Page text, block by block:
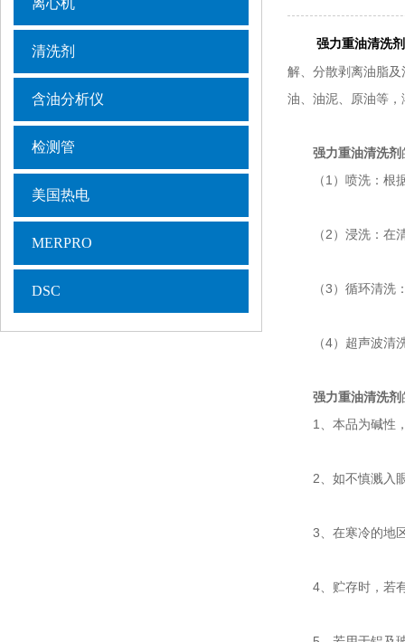
离心机
清洗剂
含油分析仪
检测管
美国热电
MERPRO
DSC
强力重油清洗剂
解、分散剥离油脂
油、油泥、原油等
强力重油清洗剂
（1）喷洗：根据
（2）浸洗：在清
（3）循环清洗：
（4）超声波清洗
强力重油清洗剂
1、本品为碱性，
2、如不慎溅入眼
3、在寒冷的地区
4、贮存时，若有